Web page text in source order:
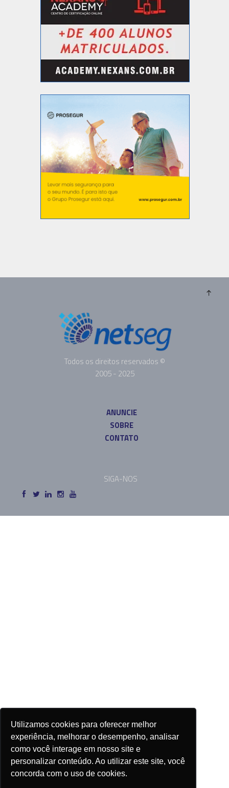
Utilizamos cookies para oferecer melhor
experiência, melhorar o desempenho, analisar
como você interage em nosso site e
personalizar conteúdo. Ao utilizar este site, você
concorda com o uso de cookies.
Todos os direitos reservados ©
2005 - 2025
ANUNCIE
SOBRE
CONTATO
SIGA-NOS